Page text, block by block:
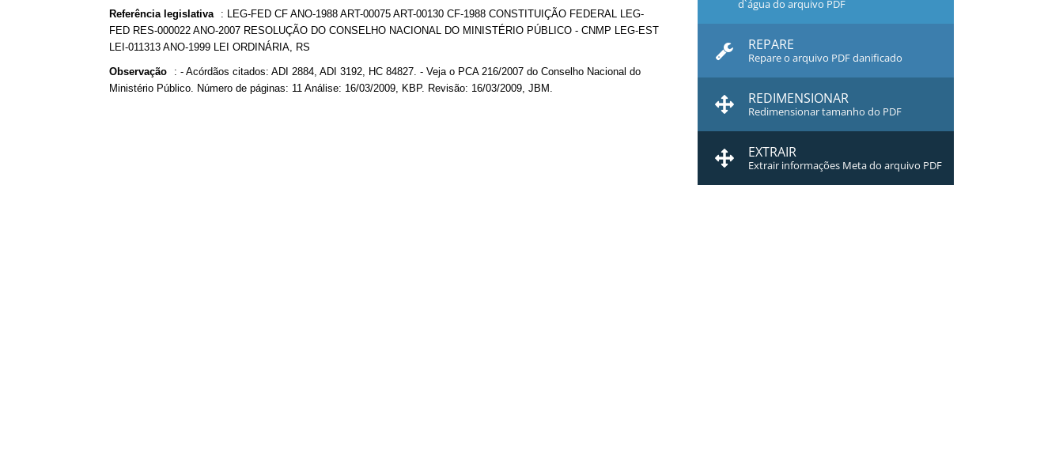
Referência legislativa : LEG-FED CF ANO-1988 ART-00075 ART-00130 CF-1988 CONSTITUIÇÃO FEDERAL LEG-
FED RES-000022 ANO-2007 RESOLUÇÃO DO CONSELHO NACIONAL DO MINISTÉRIO PÚBLICO - CNMP LEG-EST
LEI-011313 ANO-1999 LEI ORDINÁRIA, RS
Observação : - Acórdãos citados: ADI 2884, ADI 3192, HC 84827. - Veja o PCA 216/2007 do Conselho Nacional do
Ministério Público. Número de páginas: 11 Análise: 16/03/2009, KBP. Revisão: 16/03/2009, JBM.
d`água do arquivo PDF
REPARE
Repare o arquivo PDF danificado
REDIMENSIONAR
Redimensionar tamanho do PDF
EXTRAIR
Extrair informações Meta do arquivo PDF